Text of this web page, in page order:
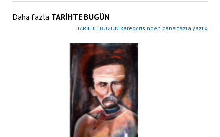
Daha fazla TARİHTE BUGÜN
TARİHTE BUGÜN kategorisinden daha fazla yazı »